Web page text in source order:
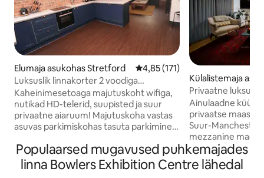
Elumaja asukohas Stretford Keskmine hinnang 4,85/5, 171
4,85 (171)
Luksuslik linnakorter 2 voodiga
Manchesteri kesklinna lähedal!
Kaheinimesetoaga majutuskoht wifiga,
nutikad HD-telerid, suupisted ja suur
privaatne aiaruum! Majutuskoha vastas
asuvas parkimiskohas tasuta parkimine.
TRAMMIPEATUSEST (viibi kesklinnas 10
minuti pärast) 20 min autosõit
Manchester Arndale 'i. 7-minutiline
Külalistemaja
ater Manchester
Privaatne
küüni konversioon
Ainulaadne küüni
privaatse
Suur-
mezzanine
spiraalse trepiga,
eraldatud ja asub
Kõigi Sale 'i
Populaarsed mugavused puhkemajades
linna Bowlers Exhibition Centre lähedal